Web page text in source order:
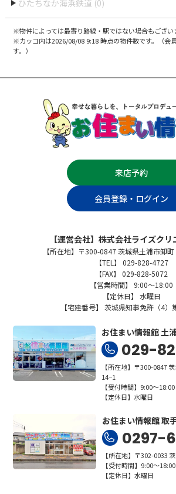
ひたちなか海浜鉄道 (0)
※物件によっては最寄り路線・駅ではない場合もござい
※カッコ内は2026/08/08 9:18 時点の物件数です。（会
す。）
来店予約
会員登録・ログイン
【運営会社】株式会社ライズク
【所在地】〒300-0847 茨城県土浦市卸町
【TEL】 029-828-4727
【FAX】 029-828-5072
【営業時間】 9:00～18:00
【定休日】 水曜日
【宅建番号】 茨城県知事免許（4）
お住まい情報館 土
029-
【所在地】〒300-0847
14−1
【受付時間】9:00～18:00
【定休日】水曜日
お住まい情報館 取
0297-
【所在地】〒302-0033
【受付時間】9:00～18:00
【定休日】水曜日